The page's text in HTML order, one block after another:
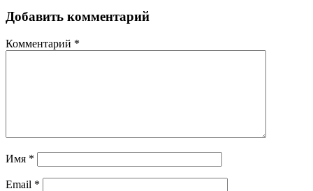
Добавить комментарий
Комментарий *
Имя *
Email *